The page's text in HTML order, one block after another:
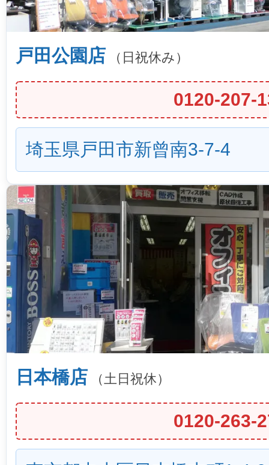
戸田公園店 （日祝休み）
0120-207-
埼玉県戸田市新曾南3-7-4
日本橋店 （土日祝休）
0120-263-